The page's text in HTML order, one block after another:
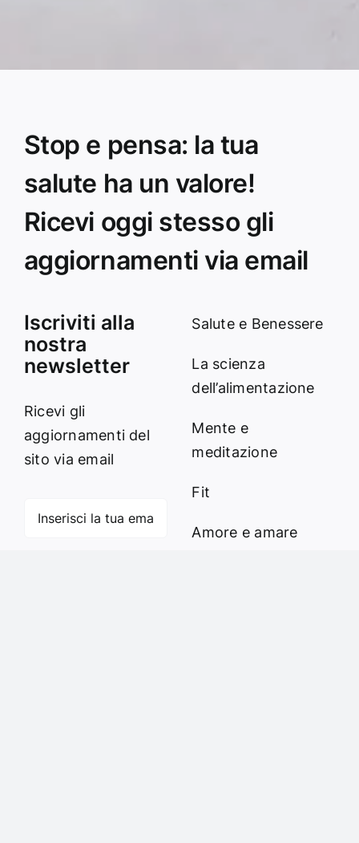
Stop e pensa: la tua
salute ha un valore!
Ricevi oggi stesso gli
aggiornamenti via email
Iscriviti alla
nostra
newsletter
Ricevi gli
aggiornamenti del
sito via email
Salute e Benessere
La scienza
dell’alimentazione
Mente e
meditazione
Fit
Amore e amare